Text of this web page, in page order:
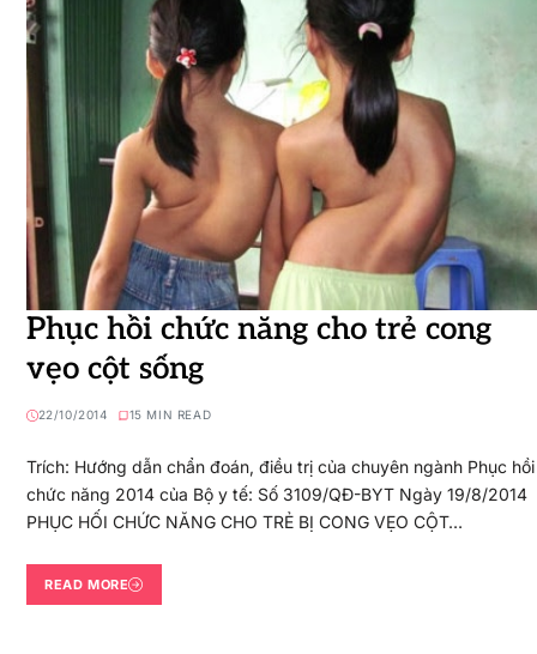
Phục hồi chức năng cho trẻ cong
vẹo cột sống
22/10/2014 15 MIN READ
Trích: Hướng dẫn chẩn đoán, điều trị của chuyên ngành Phục hồi
chức năng 2014 của Bộ y tế: Số 3109/QĐ-BYT Ngày 19/8/2014
PHỤC HỐI CHỨC NĂNG CHO TRẺ BỊ CONG VẸO CỘT…
READ MORE